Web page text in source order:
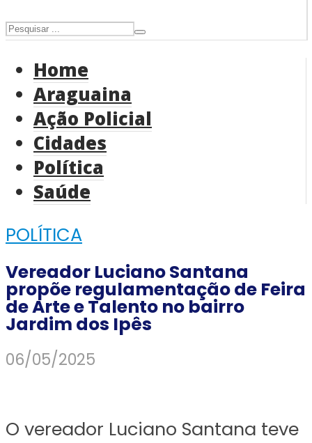
Home
Araguaina
Ação Policial
Cidades
Política
Saúde
POLÍTICA
Vereador Luciano Santana
propõe regulamentação de Feira
de Arte e Talento no bairro
Jardim dos Ipês
06/05/2025
O vereador Luciano Santana teve